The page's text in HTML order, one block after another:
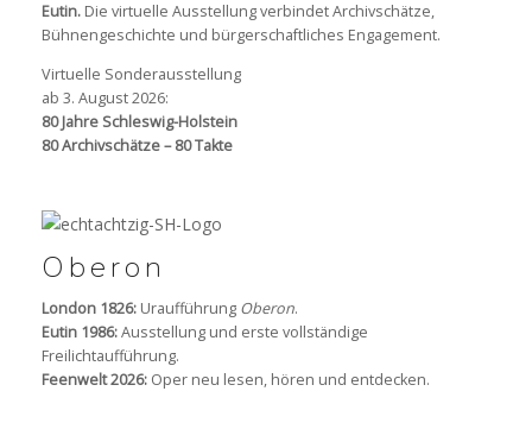
Eutin. Die virtuelle Ausstellung verbindet Archivschätze,
Bühnengeschichte und bürgerschaftliches Engagement.
Virtuelle Sonderausstellung
ab 3. August 2026:
80 Jahre Schleswig-Holstein
80 Archivschätze – 80 Takte
Oberon
London 1826: Uraufführung Oberon.
Eutin 1986:Ausstellung und erste vollständige
Freilichtaufführung.
Feenwelt 2026: Oper neu lesen, hören und entdecken.